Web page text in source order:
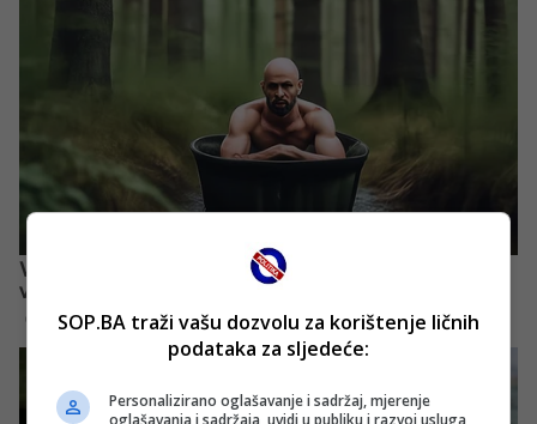
SOP.BA traži vašu dozvolu za korištenje ličnih
podataka za sljedeće:
Personalizirano oglašavanje i sadržaj, mjerenje
oglašavanja i sadržaja, uvidi u publiku i razvoj usluga